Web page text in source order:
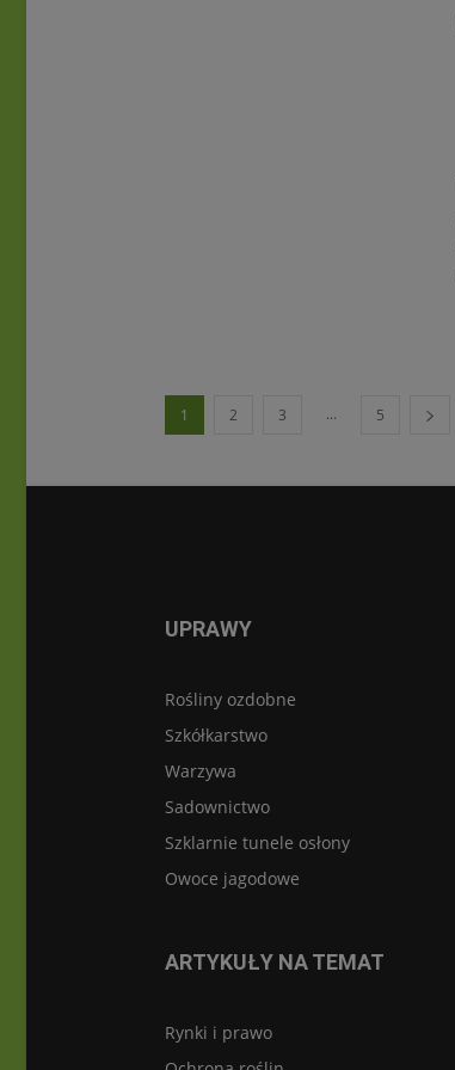
1 2 3 ... 5
UPRAWY
Rośliny ozdobne
Szkółkarstwo
Warzywa
Sadownictwo
Szklarnie tunele osłony
Owoce jagodowe
ARTYKUŁY NA TEMAT
Rynki i prawo